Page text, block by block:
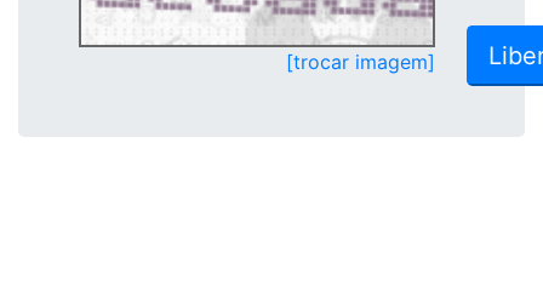
[trocar imagem]